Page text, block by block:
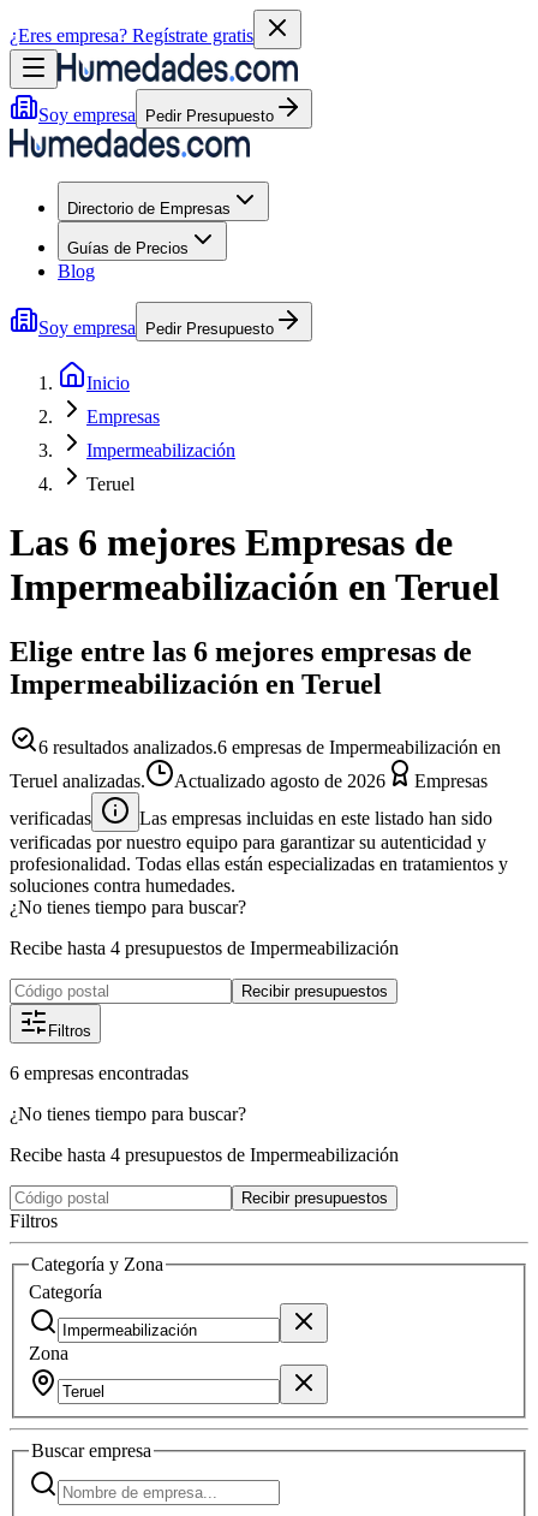
¿Eres empresa? Regístrate gratis
Soy empresa Pedir Presupuesto
Directorio de Empresas
Guías de Precios
Blog
Soy empresa Pedir Presupuesto
Inicio
Empresas
Impermeabilización
Teruel
Las 6 mejores Empresas de
Impermeabilización enTeruel
Elige entre las 6 mejores empresas de
Impermeabilización en Teruel
6 resultados analizados.6 empresas de Impermeabilización en
Teruel analizadas.
Actualizado agosto de 2026
Empresas
verificadas
Las empresas incluidas en este listado han sido
verificadas por nuestro equipo para garantizar su autenticidad y
profesionalidad. Todas ellas están especializadas en tratamientos y
soluciones contra humedades.
¿No tienes tiempo para buscar?
Recibe hasta 4 presupuestos de Impermeabilización
Recibir presupuestos
Filtros
6 empresas encontradas
¿No tienes tiempo para buscar?
Recibe hasta 4 presupuestos de Impermeabilización
Recibir presupuestos
Filtros
Categoría y Zona
Categoría
Zona
Buscarempresa